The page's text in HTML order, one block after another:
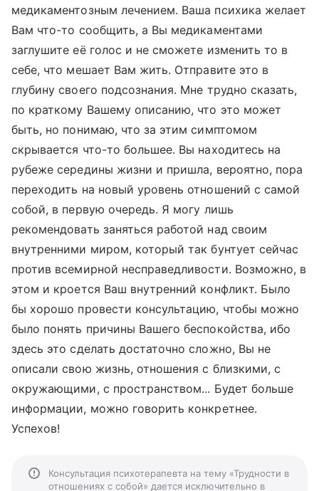
медикаментозным лечением. Ваша психика желает
Вам что-то сообщить, а Вы медикаментами
заглушите её голос и не сможете изменить то в
себе, что мешает Вам жить. Отправите это в
глубину своего подсознания. Мне трудно сказать,
по краткому Вашему описанию, что это может
быть, но понимаю, что за этим симптомом
скрывается что-то большее. Вы находитесь на
рубеже середины жизни и пришла, вероятно, пора
переходить на новый уровень отношений с самой
собой, в первую очередь. Я могу лишь
рекомендовать заняться работой над своим
внутренними миром, который так бунтует сейчас
против всемирной несправедливости. Возможно, в
этом и кроется Ваш внутренний конфликт. Было
бы хорошо провести консультацию, чтобы можно
было понять причины Вашего беспокойства, ибо
здесь это сделать достаточно сложно, Вы не
описали свою жизнь, отношения с близкими, с
окружающими, с пространством... Будет больше
информации, можно говорить конкретнее.
Успехов!
Консультация психотерапевта на тему «Трудности в
отношениях с собой» дается исключительно в